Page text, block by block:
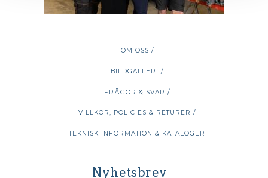
OM OSS /
BILDGALLERI /
FRÅGOR & SVAR /
VILLKOR, POLICIES & RETURER /
TEKNISK INFORMATION & KATALOGER
Nyhetsbrev